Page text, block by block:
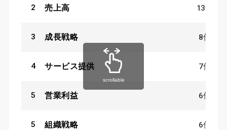
2 売上高 13件
3 成長戦略 8件
4 サービス提供 7件
5 営業利益 6件
5 組織戦略 6件
scrollable